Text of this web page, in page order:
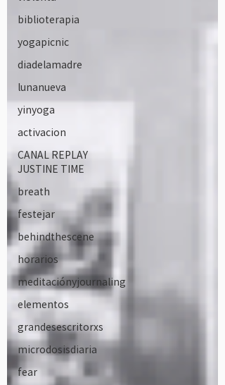
biblioterapia
yogapicnic
diadelamadre
lunanueva
yinyoga
activacion
CANAL REPLAY
JUSTINE TIME
breath
festejar
behindthescene
horarios
meditaciónyjournaling
elementos
grandesescritorxs
microdosisdiaria
fear